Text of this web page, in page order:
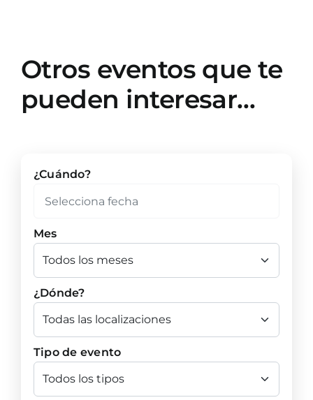
Otros eventos que te
pueden interesar…
¿Cuándo?
Mes
¿Dónde?
Tipo de evento